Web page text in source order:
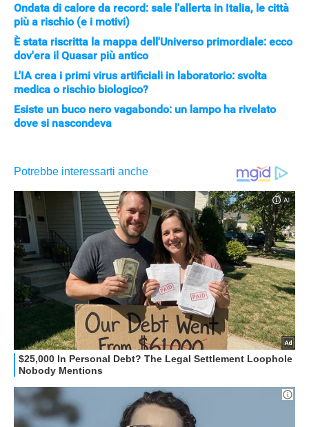
Ondata di calore da record: sale l'allerta in Italia, le città
più a rischio (e i motivi)
È stata riscritta la mappa dell'Universo primordiale: ecco
dov'era il Quasar più antico
L'IA crea i primi virus artificiali in laboratorio: svolta
medica o rischio biologico?
Esiste un buco nero vagabondo: un lampo ha rivelato
dove si nascondeva